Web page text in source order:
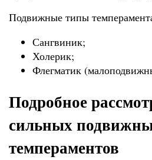
Подвижные типы
Сангвиник;
Холерик;
Флегматик
Подробное
сильных
темпераментов